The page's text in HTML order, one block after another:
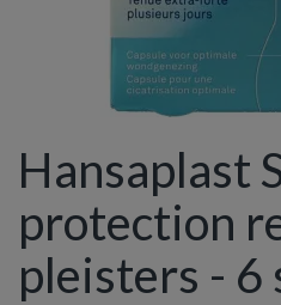
Hansaplast
protection
pleisters - 6